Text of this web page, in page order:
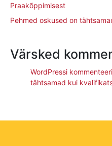
Praakõppimisest
Pehmed oskused on
Värsked
WordPressi
tähtsamad kui